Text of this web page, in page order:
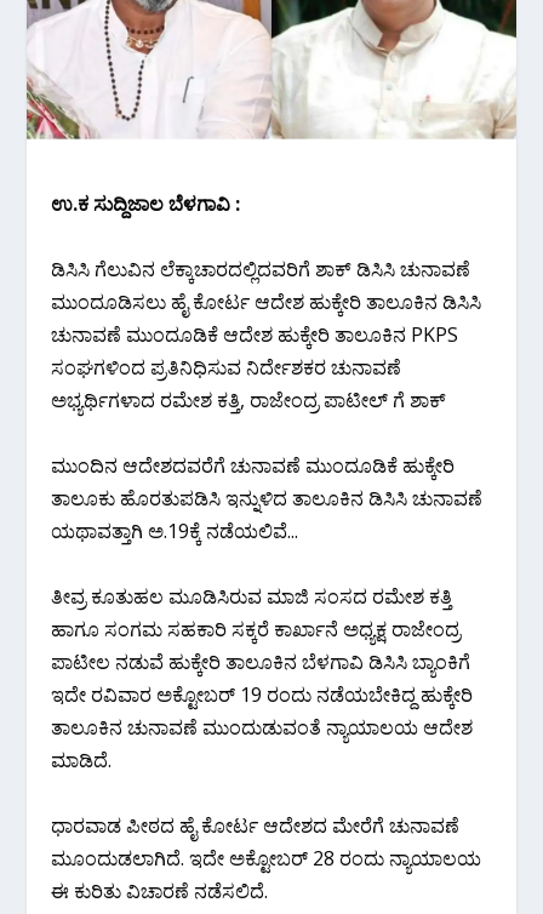
ಉ.ಕ‌ ಸುದ್ದಿಜಾಲ ಬೆಳಗಾವಿ :
ಡಿಸಿಸಿ ಗೆಲುವಿನ ಲೆಕ್ಕಾಚಾರದಲ್ಲಿದವರಿಗೆ ಶಾಕ್ ಡಿಸಿಸಿ ಚುನಾವಣೆ
ಮುಂದೂಡಿಸಲು ಹೈ ಕೋರ್ಟ ಆದೇಶ ಹುಕ್ಕೇರಿ ತಾಲೂಕಿನ ಡಿಸಿಸಿ
ಚುನಾವಣೆ ಮುಂದೂಡಿಕೆ ಆದೇಶ ಹುಕ್ಕೇರಿ ತಾಲೂಕಿನ PKPS
ಸಂಘಗಳಿಂದ ಪ್ರತಿನಿಧಿಸುವ ನಿರ್ದೇಶಕರ ಚುನಾವಣೆ
ಅಭ್ಯರ್ಥಿಗಳಾದ ರಮೇಶ ಕತ್ತಿ, ರಾಜೇಂದ್ರ ಪಾಟೀಲ್ ಗೆ ಶಾಕ್
ಮುಂದಿನ ಆದೇಶದವರೆಗೆ ಚುನಾವಣೆ ಮುಂದೂಡಿಕೆ ಹುಕ್ಕೇರಿ
ತಾಲೂಕು ಹೊರತುಪಡಿಸಿ ಇನ್ನುಳಿದ ತಾಲೂಕಿನ ಡಿಸಿಸಿ ಚುನಾವಣೆ
ಯಥಾವತ್ತಾಗಿ ಅ.19ಕ್ಕೆ ನಡೆಯಲಿವೆ.‌..
ತೀವ್ರ ಕೂತುಹಲ ಮೂಡಿಸಿರುವ ಮಾಜಿ ಸಂಸದ ರಮೇಶ ಕತ್ತಿ
ಹಾಗೂ ಸಂಗಮ ಸಹಕಾರಿ ಸಕ್ಕರೆ ಕಾರ್ಖಾನೆ ಅಧ್ಯಕ್ಷ ರಾಜೇಂದ್ರ
ಪಾಟೀಲ ನಡುವೆ ಹುಕ್ಕೇರಿ ತಾಲೂಕಿನ ಬೆಳಗಾವಿ ಡಿಸಿಸಿ ಬ್ಯಾಂಕಿಗೆ
ಇದೇ ರವಿವಾರ ಅಕ್ಟೋಬರ್ 19 ರಂದು ನಡೆಯಬೇಕಿದ್ದ ಹುಕ್ಕೇರಿ
ತಾಲೂಕಿನ ಚುನಾವಣೆ ಮುಂದುಡುವಂತೆ ನ್ಯಾಯಾಲಯ ಆದೇಶ
ಮಾಡಿದೆ.
ಧಾರವಾಡ ಪೀಠದ ಹೈ ಕೋರ್ಟ ಆದೇಶದ ಮೇರೆಗೆ ಚುನಾವಣೆ
ಮೂಂದುಡಲಾಗಿದೆ. ಇದೇ ಅಕ್ಟೋಬರ್ 28 ರಂದು ನ್ಯಾಯಾಲಯ
ಈ ಕುರಿತು ವಿಚಾರಣೆ ನಡೆಸಲಿದೆ.